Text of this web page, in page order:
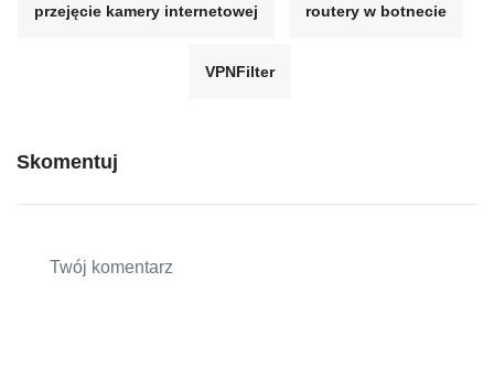
przejęcie kamery internetowej routery w botnecie
VPNFilter
Skomentuj